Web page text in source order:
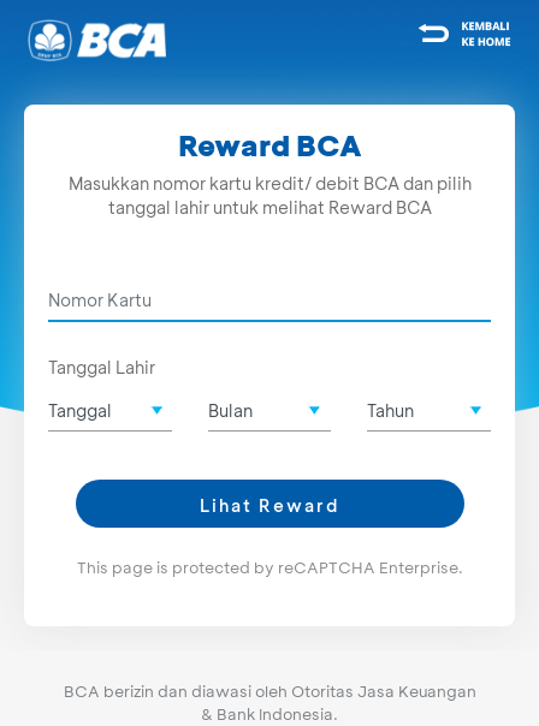
Reward BCA
Masukkan nomor kartu kredit/ debit BCA dan pilih
tanggal lahir untuk melihat Reward BCA
Tanggal Lahir
Lihat Reward
This page is protected by reCAPTCHA Enterprise.
BCA berizin dan diawasi oleh Otoritas Jasa Keuangan
& Bank Indonesia.